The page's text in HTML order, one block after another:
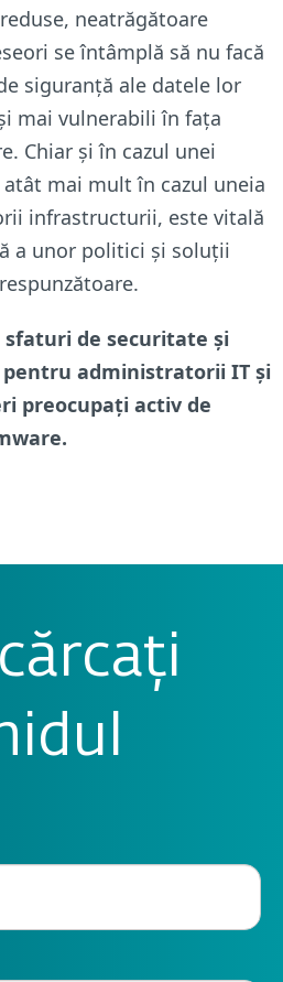
neatrăgătoare
se întâmplă să nu facă
siguranță ale datele lor
mai vulnerabili în fața
Chiar și în cazul unei
mai mult în cazul uneia
infrastructurii, este vitală
a unor politici și soluții
sfaturi de securitate și
administratorii IT și
preocupați activ de